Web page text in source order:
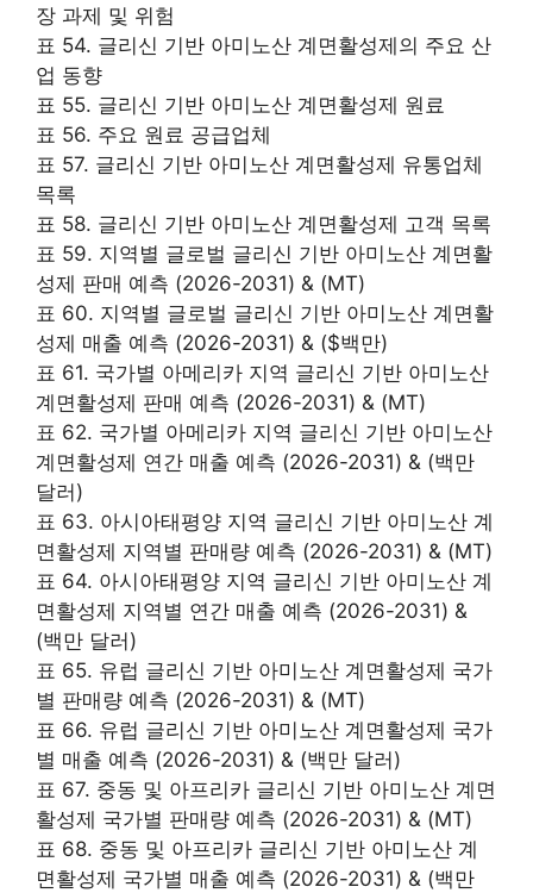
장 과제 및 위험
표 54. 글리신 기반 아미노산 계면활성제의 주요 산
업 동향
표 55. 글리신 기반 아미노산 계면활성제 원료
표 56. 주요 원료 공급업체
표 57. 글리신 기반 아미노산 계면활성제 유통업체
목록
표 58. 글리신 기반 아미노산 계면활성제 고객 목록
표 59. 지역별 글로벌 글리신 기반 아미노산 계면활
성제 판매 예측 (2026-2031) & (MT)
표 60. 지역별 글로벌 글리신 기반 아미노산 계면활
성제 매출 예측 (2026-2031) & ($백만)
표 61. 국가별 아메리카 지역 글리신 기반 아미노산
계면활성제 판매 예측 (2026-2031) & (MT)
표 62. 국가별 아메리카 지역 글리신 기반 아미노산
계면활성제 연간 매출 예측 (2026-2031) & (백만
달러)
표 63. 아시아태평양 지역 글리신 기반 아미노산 계
면활성제 지역별 판매량 예측 (2026-2031) & (MT)
표 64. 아시아태평양 지역 글리신 기반 아미노산 계
면활성제 지역별 연간 매출 예측 (2026-2031) &
(백만 달러)
표 65. 유럽 글리신 기반 아미노산 계면활성제 국가
별 판매량 예측 (2026-2031) & (MT)
표 66. 유럽 글리신 기반 아미노산 계면활성제 국가
별 매출 예측 (2026-2031) & (백만 달러)
표 67. 중동 및 아프리카 글리신 기반 아미노산 계면
활성제 국가별 판매량 예측 (2026-2031) & (MT)
표 68. 중동 및 아프리카 글리신 기반 아미노산 계
면활성제 국가별 매출 예측 (2026-2031) & (백만